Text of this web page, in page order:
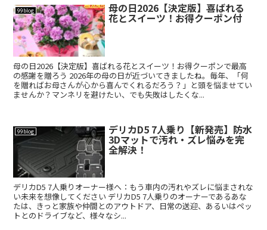
99blog 母の日2026【決定版】喜ばれる
花とスイーツ！お得クーポン付
母の日2026【決定版】喜ばれる花とスイーツ！お得クーポンで最高
の感謝を贈ろう 2026年の母の日が近づいてきましたね。毎年、「何
を贈ればお母さんが心から喜んでくれるだろう？」と頭を悩ませてい
ませんか？マンネリを避けたい、でも失敗はしたくな...
99blog デリカD5 7人乗り【新発売】防水
3Dマットで汚れ・ズレ悩みを完
全解決！
デリカD5 7人乗りオーナー様へ：もう車内の汚れやズレに悩まされな
い未来を想像してください デリカD5 7人乗りのオーナーであるあな
たは、きっと家族や仲間とのアウトドア、日常の送迎、あるいはペッ
トとのドライブなど、様々なシ...